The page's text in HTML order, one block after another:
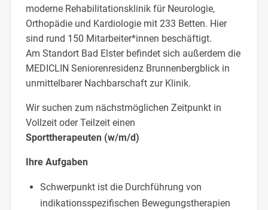
moderne Rehabilitationsklinik für Neurologie,
Orthopädie und Kardiologie mit 233 Betten. Hier
sind rund 150 Mitarbeiter*innen beschäftigt.
Am Standort Bad Elster befindet sich außerdem die
MEDICLIN Seniorenresidenz Brunnenbergblick in
unmittelbarer Nachbarschaft zur Klinik.
Wir suchen zum nächstmöglichen Zeitpunkt in
Vollzeit oder Teilzeit einen
Sporttherapeuten (w/m/d)
Ihre Aufgaben
Schwerpunkt ist die Durchführung von
indikationsspezifischen Bewegungstherapien